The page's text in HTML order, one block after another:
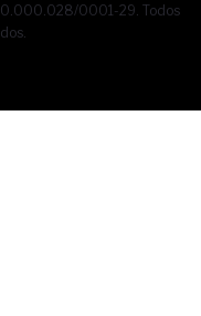
0001-29. Todos